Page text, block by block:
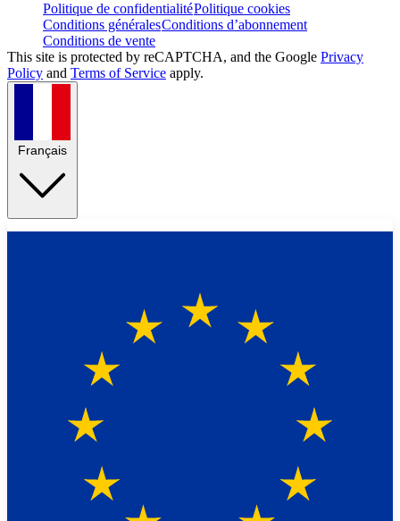
Politique de confidentialitéPolitique cookies
Conditions généralesConditions d’abonnement
Conditions de vente
This site is protected by reCAPTCHA, and the Google Privacy
Policy and Terms of Service apply.
Français